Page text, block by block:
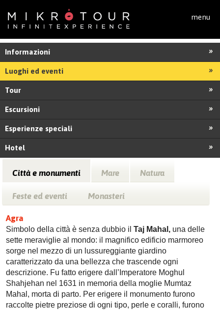
menu
Informazioni
Luoghi ed eventi
Tour
Escursioni
Esperienze speciali
Hotel
Città e monumenti Mare Natura
Feste ed eventi Monasteri
Agra
Simbolo della città è senza dubbio ilTaj Mahal, una delle
sette meraviglie al mondo: il magnifico edificio marmoreo
sorge nel mezzo di un lussureggiante giardino
caratterizzato da una bellezza che trascende ogni
descrizione. Fu fatto erigere dall’Imperatore Moghul
Shahjehan nel 1631 in memoria della moglie Mumtaz
Mahal, morta di parto. Per erigere il monumento furono
raccolte pietre preziose di ogni tipo, perle e coralli, furono